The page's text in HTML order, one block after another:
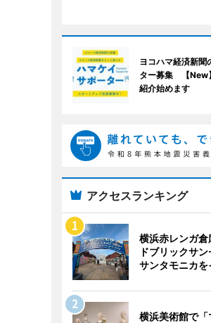
ヨコハマ経済新聞
ター募集 【New
紹介始めます
アクセスランキング
横浜赤レンガ倉
ドブリックサ
サンタモニカ
横浜美術館で「